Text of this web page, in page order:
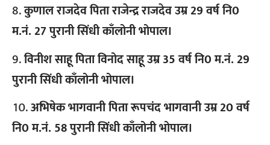
कुणाल राजदेव पिता राजेन्द्र राजदेव उम्र 29 वर्ष नि0
म.नं. 27 पुरानी सिंधी काँलोनी भोपाल।
विनीश साहू पिता विनोद साहू उम्र 35 वर्ष नि0 म.नं. 29
पुरानी सिंधी काँलोनी भोपाल।
अभिषेक भागवानी पिता रूपचंद भागवानी उम्र 20 वर्ष
नि0 म.नं. 58 पुरानी सिंधी काँलोनी भोपाल।